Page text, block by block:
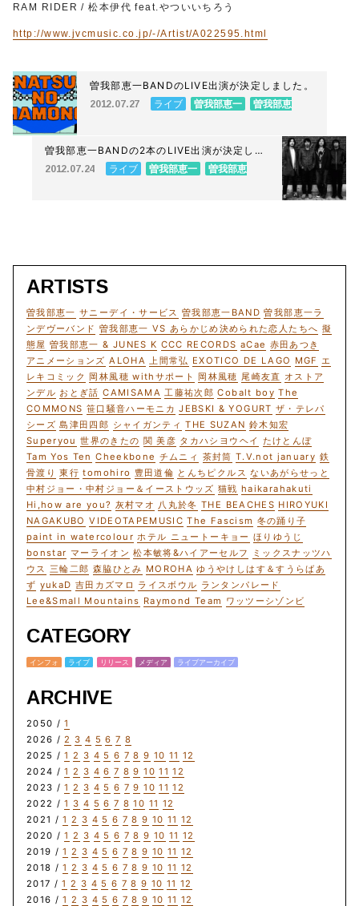
RAM RIDER / 松本伊代 feat.やついいちろう
http://www.jvcmusic.co.jp/-/Artist/A022595.html
曽我部恵一BANDのLIVE出演が決定しました。
2012.07.27 ライブ 曽我部恵一
曽我部恵
曽我部恵一BANDの2本のLIVE出演が決定しま
した。
2012.07.24 ライブ 曽我部恵一
曽我部恵
ARTISTS
曽我部恵一 サニーデイ・サービス 曽我部恵一BAND 曽我部恵一ラ
ンデヴーバンド 曽我部恵一 VS あらかじめ決められた恋人たちへ 擬
態屋 曽我部恵一 & JUNES K CCC RECORDS aCae 赤田あつき
アニメーションズ ALOHA 上間常弘 EXOTICO DE LAGO MGF エ
レキコミック 岡林風穂 withサポート 岡林風穂 尾崎友直 オストア
ンデル おとぎ話 CAMISAMA 工藤祐次郎 Cobalt boy The
COMMONS 笹口騒音ハーモニカ JEBSKI & YOGURT ザ・テレパ
シーズ 島津田四郎 シャイガンティ THE SUZAN 鈴木知宏
Superyou 世界のきたの 関 美彦 タカハシヨウヘイ たけとんぼ
Tam Yos Ten Cheekbone チムニィ 茶封筒 T.V.not january 鉄
骨渡り 東行 tomohiro 豊田道倫 とんちピクルス ないあがらせっと
中村ジョー・中村ジョー＆イーストウッズ 猫戦 haikarahakuti
Hi,how are you? 灰村マオ 八丸於冬 THE BEACHES HIROYUKI
NAGAKUBO VIDEOTAPEMUSIC The Fascism 冬の踊り子
paint in watercolour ホテル ニュートーキョー ほりゆうじ
bonstar マーライオン 松本敏将&ハイアーセルフ
ミックスナッツハ
ウス
三輪二郎 森脇ひとみ MOROHA ゆうやけしはす＆すうらばあ
ず yukaD 吉田カズマロ ライスボウル ランタンパレード
Lee&Small Mountains Raymond Team ワッツーシゾンビ
CATEGORY
インフォ ライブ リリース メディア ライブアーカイブ
ARCHIVE
2050 /1
2026 / 2 3 4 5 6 7 8
2025 /1 2 3 4 5 6 7 8 9 10 11 12
2024 /1 2 3 4 6 7 8 9 10 11 12
2023 /1 2 3 4 5 6 7 9 10 11 12
2022 /1 3 4 5 6 7 8 10 11 12
2021 /1 2 3 4 5 6 7 8 9 10 11 12
2020 /1 2 3 4 5 6 7 8 9 10 11 12
2019 /1 2 3 4 5 6 7 8 9 10 11 12
2018 /1 2 3 4 5 6 7 8 9 10 11 12
2017 /1 2 3 4 5 6 7 8 9 10 11 12
2016 /1 2 3 4 5 6 7 8 9 10 11 12